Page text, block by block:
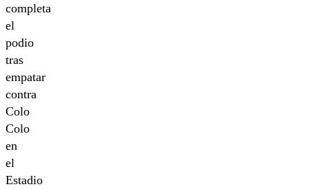
completa
el
podio
tras
empatar
contra
Colo
Colo
en
el
Estadio